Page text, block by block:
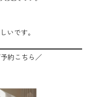
いです。
約こちら／